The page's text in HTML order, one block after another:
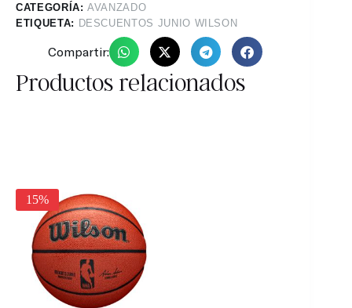
CATEGORÍA:AVANZADO
ETIQUETA: DESCUENTOS JUNIO WILSON
Compartir:
Productos relacionados
15%